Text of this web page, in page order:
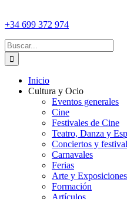
+34 699 372 974
Buscar:
Inicio
Cultura y Ocio
Eventos generales
Cine
Festivales de Cine
Teatro, Danza y
Conciertos y
Carnavales
Ferias
Arte y Exposiciones
Formación
Artículos